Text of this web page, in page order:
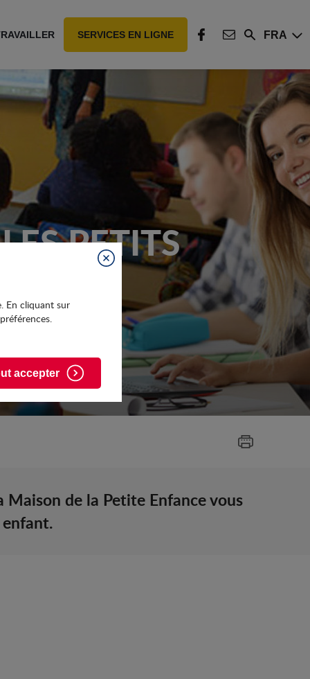
Fermer
En cliquant sur
accepter
SERVICES EN LIGNE
FACEBOOK
CONTACT
Rechercher
FRA
PETITS
de la Petite Enfance vous